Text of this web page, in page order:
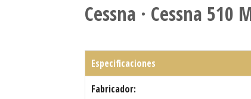
Cessna · Cessna 510
Especificaciones
Fabricador: